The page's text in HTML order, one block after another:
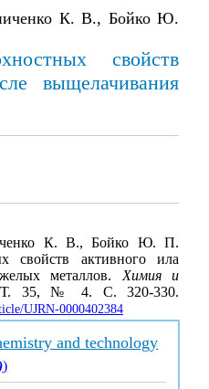
К. В., Бойко Ю.
свойств
выщелачивания
К. В., Бойко Ю. П.
свойств активного ила
металлов. Химия и
35, № 4. С. 320-330.
UJRN-0000402384
and technology
)